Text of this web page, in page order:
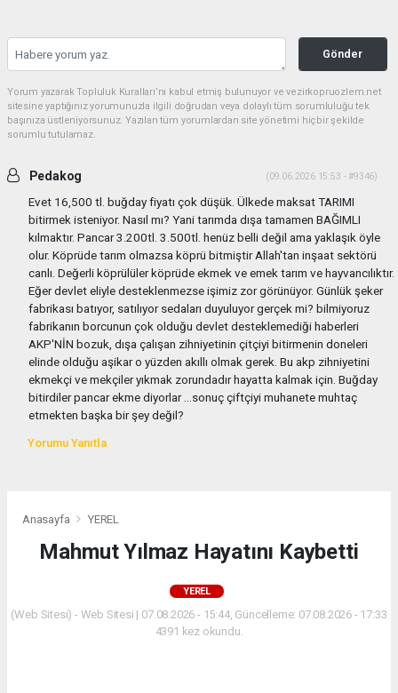
Gönder
Yorum yazarak Topluluk Kuralları’nı kabul etmiş bulunuyor ve vezirkopruozlem.net
sitesine yaptığınız yorumunuzla ilgili doğrudan veya dolaylı tüm sorumluluğu tek
başınıza üstleniyorsunuz. Yazılan tüm yorumlardan site yönetimi hiçbir şekilde
sorumlu tutulamaz.
Pedakog (09.06.2026 15:53 - #9346)
Evet 16,500 tl. buğday fiyatı çok düşük. Ülkede maksat TARIMI
bitirmek isteniyor. Nasıl mı? Yani tarımda dışa tamamen BAĞIMLI
kılmaktır. Pancar 3.200tl. 3.500tl. henüz belli değil ama yaklaşık öyle
olur. Köprüde tarım olmazsa köprü bitmiştir Allah'tan inşaat sektörü
canlı. Değerli köprülüler köprüde ekmek ve emek tarım ve hayvancılıktır.
Eğer devlet eliyle desteklenmezse işimiz zor görünüyor. Günlük şeker
fabrikası batıyor, satılıyor sedaları duyuluyor gerçek mi? bilmiyoruz
fabrikanın borcunun çok olduğu devlet desteklemediği haberleri
AKP'NİN bozuk, dışa çalışan zihniyetinin çitçiyi bitirmenin doneleri
elinde olduğu aşikar o yüzden akıllı olmak gerek. Bu akp zihniyetini
ekmekçi ve mekçiler yıkmak zorundadır hayatta kalmak için. Buğday
bitirdiler pancar ekme diyorlar ...sonuç çiftçiyi muhanete muhtaç
etmekten başka bir şey değil?
Yorumu Yanıtla
Anasayfa YEREL
Mahmut Yılmaz Hayatını Kaybetti
YEREL
(Web Sitesi) - Web Sitesi | 07.08.2026 - 15:44, Güncelleme: 07.08.2026 - 17:33
4391 kez okundu.